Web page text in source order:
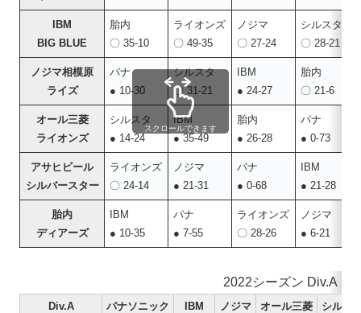
IBM
BIG BLUE
胎内
〇 35-10
ライオンズ
〇 49-35
ノジマ
〇 27-24
シルスタ
〇 28-21
ノジマ相模原
ライズ
パナ
● 10-30
シルスタ
〇 31-21
IBM
● 24-27
胎内
〇 21-6
オール三菱
ライオンズ
シルスタ
● 14-24
IBM
● 35-49
胎内
● 26-28
パナ
● 0-73
アサヒビール
シルバースター
ライオンズ
〇 24-14
ノジマ
● 21-31
パナ
● 0-68
IBM
● 21-28
胎内
ディアーズ
IBM
● 10-35
パナ
● 7-55
ライオンズ
〇 28-26
ノジマ
● 6-21
スクロールできます
2022シーズン Div.A
Div.A パナソニック IBM ノジマ オール三菱
シルバ